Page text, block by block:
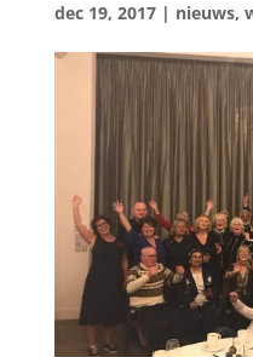
dec 19, 2017| nieuws,